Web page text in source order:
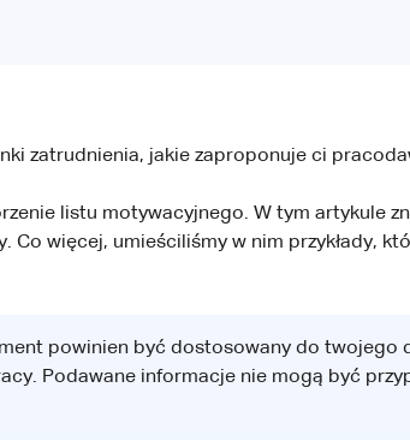
zatrudnienia, jakie zaproponuje ci
listu motywacyjnego. W tym artykule
więcej, umieściliśmy w nim przykłady,
powinien być dostosowany do twojego
Podawane informacje nie mogą być